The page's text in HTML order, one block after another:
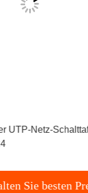
UTP-Netz-
Sie besten